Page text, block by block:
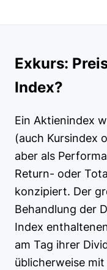
Exkurs:
Index?
Ein Aktienindex
(auch Kursindex
aber als
Return- oder
konzipiert. Der
Behandlung der
Index
am Tag ihrer
üblicherweise